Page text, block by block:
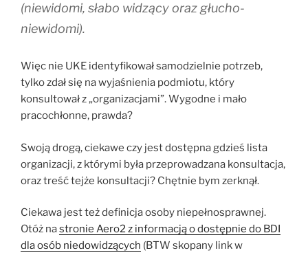
(niewidomi, słabo widzący oraz głucho-
niewidomi).
Więc nie UKE identyfikował samodzielnie potrzeb,
tylko zdał się na wyjaśnienia podmiotu, który
konsultował z „organizacjami”. Wygodne i mało
pracochłonne, prawda?
Swoją drogą, ciekawe czy jest dostępna gdzieś lista
organizacji, z którymi była przeprowadzana konsultacja,
oraz treść tejże konsultacji? Chętnie bym zerknął.
Ciekawa jest też definicja osoby niepełnosprawnej.
Otóż nastronie Aero2 z informacją o dostępnie do BDI
dla osób niedowidzących (BTW skopany link w